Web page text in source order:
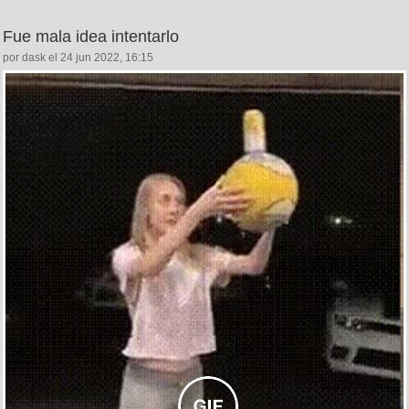
Fue mala idea intentarlo
por dask el 24 jun 2022, 16:15